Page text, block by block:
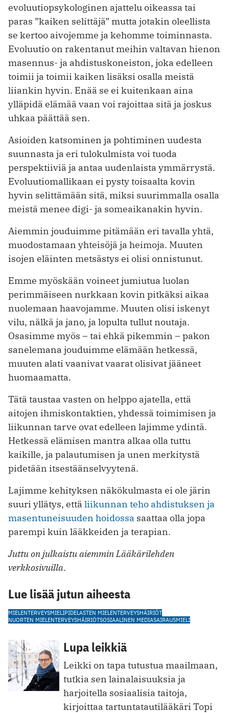
evoluutiopsykologinen ajattelu oikeassa tai
paras ”kaiken selittäjä” mutta jotakin oleellista
se kertoo aivojemme ja kehomme toiminnasta.
Evoluutio on rakentanut meihin valtavan hienon
masennus- ja ahdistuskoneiston, joka edelleen
toimii ja toimii kaiken lisäksi osalla meistä
liiankin hyvin. Enää se ei kuitenkaan aina
ylläpidä elämää vaan voi rajoittaa sitä ja joskus
uhkaa päättää sen.
Asioiden katsominen ja pohtiminen uudesta
suunnasta ja eri tulokulmista voi tuoda
perspektiiviä ja antaa uudenlaista ymmärrystä.
Evoluutiomallikaan ei pysty toisaalta kovin
hyvin selittämään sitä, miksi suurimmalla osalla
meistä menee digi- ja someaikanakin hyvin.
Aiemmin jouduimme pitämään eri tavalla yhtä,
muodostamaan yhteisöjä ja heimoja. Muuten
isojen eläinten metsästys ei olisi onnistunut.
Emme myöskään voineet jumiutua luolan
perimmäiseen nurkkaan kovin pitkäksi aikaa
nuolemaan haavojamme. Muuten olisi iskenyt
vilu, nälkä ja jano, ja lopulta tullut noutaja.
Osasimme myös – tai ehkä pikemmin – pakon
sanelemana jouduimme elämään hetkessä,
muuten alati vaanivat vaarat olisivat jääneet
huomaamatta.
Tätä taustaa vasten on helppo ajatella, että
aitojen ihmiskontaktien, yhdessä toimimisen ja
liikunnan tarve ovat edelleen lajimme ydintä.
Hetkessä elämisen mantra alkaa olla tuttu
kaikille, ja palautumisen ja unen merkitystä
pidetään itsestäänselvyytenä.
Lajimme kehityksen näkökulmasta ei ole järin
suuri yllätys, että liikunnan teho ahdistuksen ja
masentuneisuuden hoidossa saattaa olla jopa
parempi kuin lääkkeiden ja terapian.
Juttu on julkaistu aiemmin Lääkärilehden
verkkosivuilla.
Lue lisää jutun aiheesta
MIELENTERVEYSMIELIPIDELASTEN MIELENTERVEYSHÄIRIÖT
NUORTEN MIELENTERVEYSHÄIRIÖTSOSIAALINEN MEDIASAIRAUSMIELI
Lupa leikkiä
Leikki on tapa tutustua maailmaan,
tutkia sen lainalaisuuksia ja
harjoitella sosiaalisia taitoja,
kirjoittaa tartuntatautilääkäri Topi